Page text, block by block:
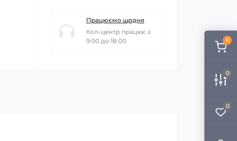
0
0
0
Працюємо щодня
Кол-центр працює з
9:00 до 18:00